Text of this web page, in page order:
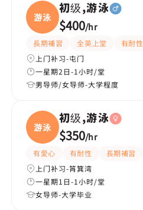
游泳
初级,游泳
$400/hr
長期補習 全英上堂
有耐性
上门补习-屯门
一星期2日-1小时/堂
男导师/女导师-大学程度
游泳
初级,游泳
$350/hr
有愛心 有耐性
長期補習
上门补习-筲箕湾
一星期1日-1小时/堂
女导师-大学毕业